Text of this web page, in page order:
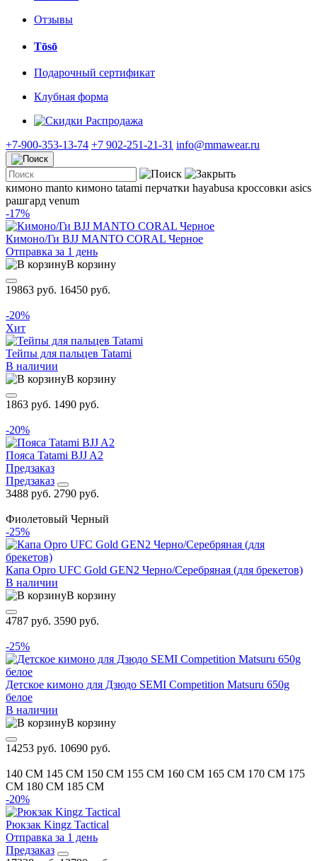
Отзывы
Tōsō
Подарочный сертификат
Клубная форма
Распродажа
+7-900-353-13-74 +7 902-251-21-31 info@mmawear.ru
кимоно manto кимоно tatami перчатки hayabusa кроссовки asics
рашгард venum
-17%
Кимоно/Ги BJJ MANTO CORAL Черное
Отправка за 1 день
В корзину
19863 руб. 16450 руб.
-20%
Хит
Тейпы для пальцев Tatami
В наличии
В корзину
1863 руб. 1490 руб.
-20%
Пояса Tatami BJJ A2
Предзаказ
Предзаказ
3488 руб. 2790 руб.
Фиолетовый Черный
-25%
Капа Opro UFC Gold GEN2 Черно/Серебряная (для брекетов)
В наличии
В корзину
4787 руб. 3590 руб.
-25%
Детское кимоно для Дзюдо SEMI Competition Matsuru 650g
белое
В наличии
В корзину
14253 руб. 10690 руб.
140 CM 145 CM 150 CM 155 CM 160 CM 165 CM 170 CM 175
CM 180 CM 185 CM
-20%
Рюкзак Kingz Tactical
Отправка за 1 день
Предзаказ